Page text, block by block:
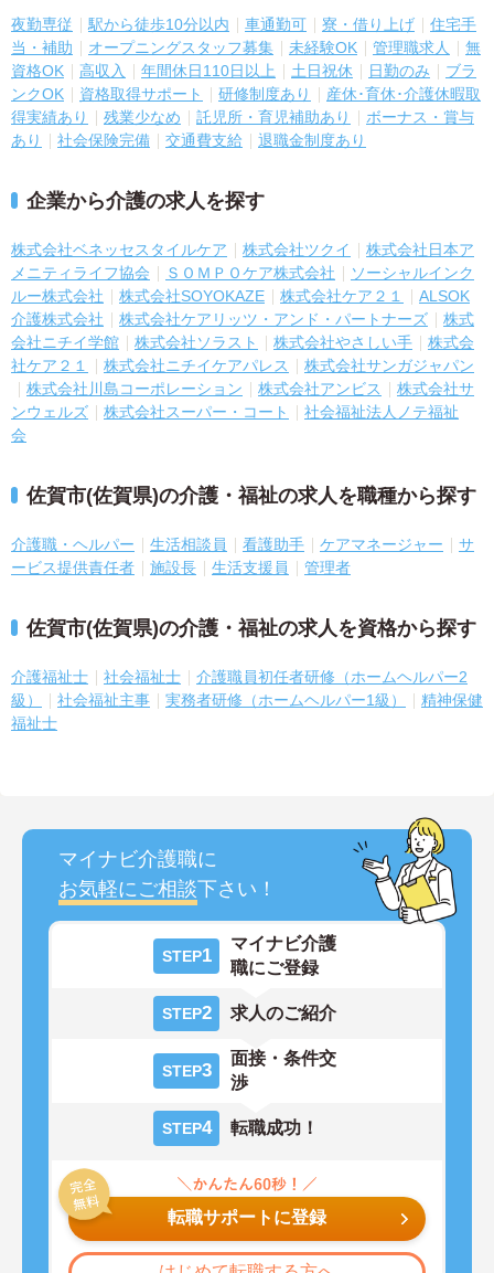
夜勤専従 駅から徒歩10分以内 車通勤可 寮・借り上げ
住宅手
当・補助
オープニングスタッフ募集 未経験OK 管理職求人
無
資格OK
高収入 年間休日110日以上 土日祝休 日勤のみ
ブラ
ンクOK
資格取得サポート 研修制度あり
産休･育休･介護休暇取
得実績あり
残業少なめ 託児所・育児補助あり
ボーナス・賞与
あり
社会保険完備 交通費支給 退職金制度あり
企業から介護の求人を探す
株式会社ベネッセスタイルケア 株式会社ツクイ
株式会社日本ア
メニティライフ協会
ＳＯＭＰＯケア株式会社
ソーシャルインク
ルー株式会社
株式会社SOYOKAZE 株式会社ケア２１
ALSOK
介護株式会社
株式会社ケアリッツ・アンド・パートナーズ
株式
会社ニチイ学館
株式会社ソラスト 株式会社やさしい手
株式会
社ケア２１
株式会社ニチイケアパレス
株式会社サンガジャパン
株式会社川島コーポレーション
株式会社アンビス
株式会社サ
ンウェルズ
株式会社スーパー・コート
社会福祉法人ノテ福祉
会
佐賀市(佐賀県)の介護・福祉の求人を職種から探す
介護職・ヘルパー 生活相談員 看護助手 ケアマネージャー
サ
ービス提供責任者
施設長 生活支援員 管理者
佐賀市(佐賀県)の介護・福祉の求人を資格から探す
介護福祉士 社会福祉士
介護職員初任者研修（ホームヘルパー2
級）
社会福祉主事 実務者研修（ホームヘルパー1級）
精神保健
福祉士
マイナビ介護職に
お気軽にご相談下さい！
STEP1
マイナビ介護
職にご登録
STEP2 求人のご紹介
STEP3
面接・条件交
渉
STEP4 転職成功！
転職サポートに登録